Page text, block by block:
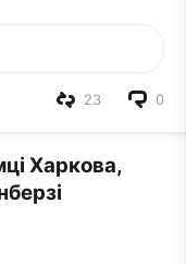
0
23
Харкова,